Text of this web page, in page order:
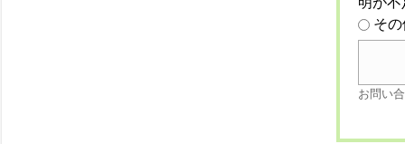
そ
お問い